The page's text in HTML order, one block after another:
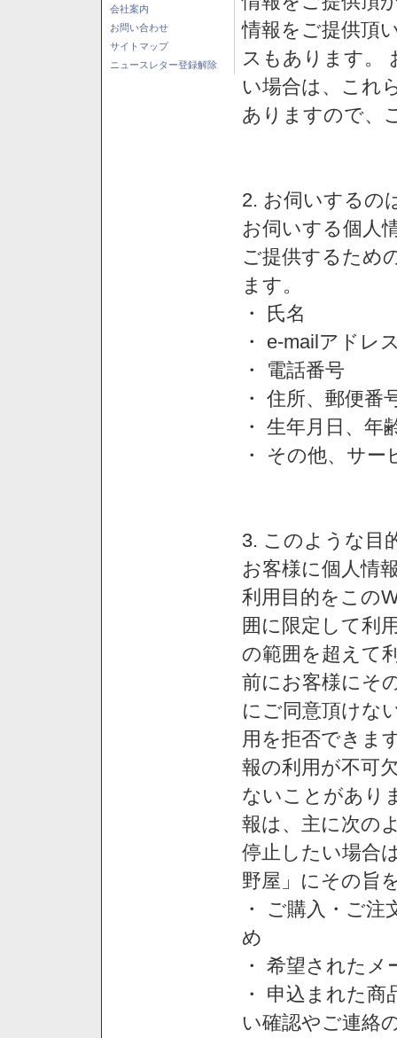
会社案内
お問い合わせ
サイトマップ
ニュースレター登録解除
情報をご提供頂
スもあります。
い場合は、これ
ありますので、
2. お伺いするの
お伺いする個人
ご提供するため
ます。
・ 氏名
・ e-mailアドレ
・ 電話番号
・ 住所、郵便番
・ 生年月日、年
・ その他、サ
3. このような目
お客様に個人情
利用目的をこの
囲に限定して利
の範囲を超えて
前にお客様にそ
にご同意頂けな
用を拒否できま
報の利用が不可
ないことがあり
報は、主に次の
停止したい場合
野屋」にその旨
・ ご購入・ご
め
・ 希望された
・ 申込まれた
い確認やご連絡